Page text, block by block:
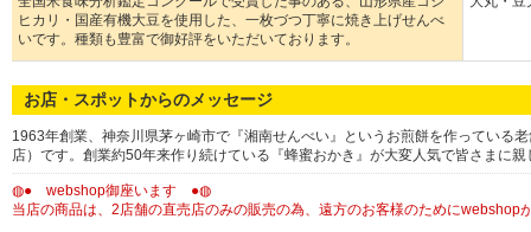
ヒカリ・国産有機大豆を使用した、一枚づつ丁寧に焼き上げせんべ
いです。種類も豊富で御好評をいただいております。
お店・スポットからのメッセージ
1963年創業、神奈川県茅ヶ崎市で『湘南せんべい』というお煎餅を作っている
店）です。創業約50年来作り続けている『蜂蜜おかき』が大変人気で皆さまに
◍● webshop御座います ●◍
当店の商品は、2店舗の直売店のみの販売の為、遠方のお客様のためにwebshop